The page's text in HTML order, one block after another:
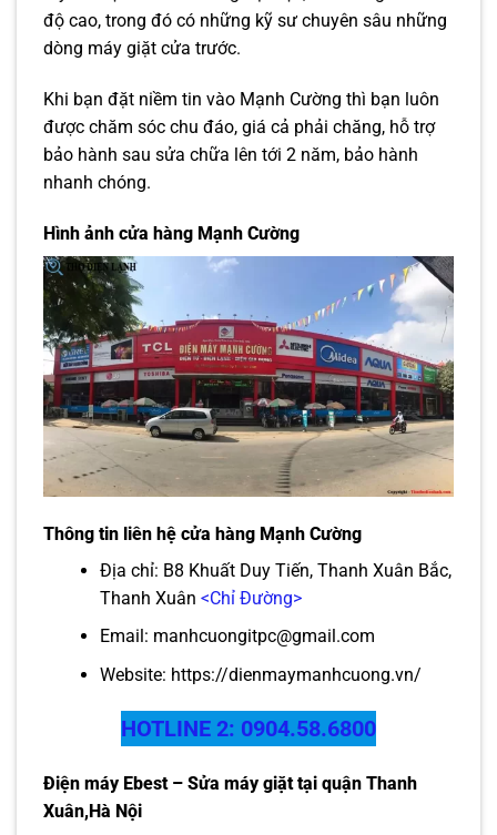
độ cao, trong đó có những kỹ sư chuyên sâu những
dòng máy giặt cửa trước.
Khi bạn đặt niềm tin vào Mạnh Cường thì bạn luôn
được chăm sóc chu đáo, giá cả phải chăng, hỗ trợ
bảo hành sau sửa chữa lên tới 2 năm, bảo hành
nhanh chóng.
Hình ảnh cửa hàng Mạnh Cường
Thông tin liên hệ cửa hàng Mạnh Cường
Địa chỉ: B8 Khuất Duy Tiến, Thanh Xuân Bắc,
Thanh Xuân <Chỉ Đường>
Email: manhcuongitpc@gmail.com
Website: https://dienmaymanhcuong.vn/
HOTLINE 2: 0904.58.6800
Điện máy Ebest – Sửa máy giặt tại quận Thanh
Xuân,Hà Nội